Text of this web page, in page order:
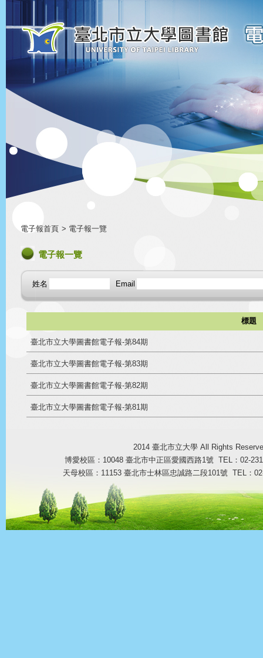
電子報首頁 > 電子報一覽
電子報一覽
姓名 Email
標題
臺北市立大學圖書館電子報-第84期
臺北市立大學圖書館電子報-第83期
臺北市立大學圖書館電子報-第82期
臺北市立大學圖書館電子報-第81期
2014 臺北市立大學 All Rights
博愛校區：10048 臺北市中正區愛國西路1號 TEL：02-
天母校區：11153 臺北市士林區忠誠路二段101號 TEL